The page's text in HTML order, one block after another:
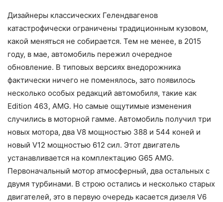
Дизайнеры классических Гелендвагенов
катастрофически ограничены традиционным кузовом,
какой меняться не собирается. Тем не менее, в 2015
году, в мае, автомобиль пережил очередное
обновление. В типовых версиях внедорожника
фактически ничего не поменялось, зато появилось
несколько особых редакций автомобиля, такие как
Edition 463, AMG. Но самые ощутимые изменения
случились в моторной гамме. Автомобиль получил три
новых мотора, два V8 мощностью 388 и 544 коней и
новый V12 мощностью 612 сил. Этот двигатель
устанавливается на комплектацию G65 AMG.
Первоначальный мотор атмосферный, два остальных с
двумя турбинами. В строю остались и несколько старых
двигателей, это в первую очередь касается дизеля V6